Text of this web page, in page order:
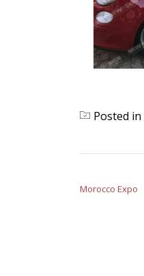
Posted in
Morocco Expo